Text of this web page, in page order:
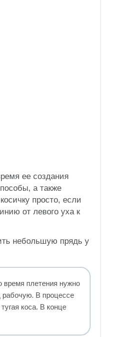
ее создания
а также
просто, если
от левого уха к
небольшую прядь у
время плетения нужно
рабочую. В процессе
коса. В конце